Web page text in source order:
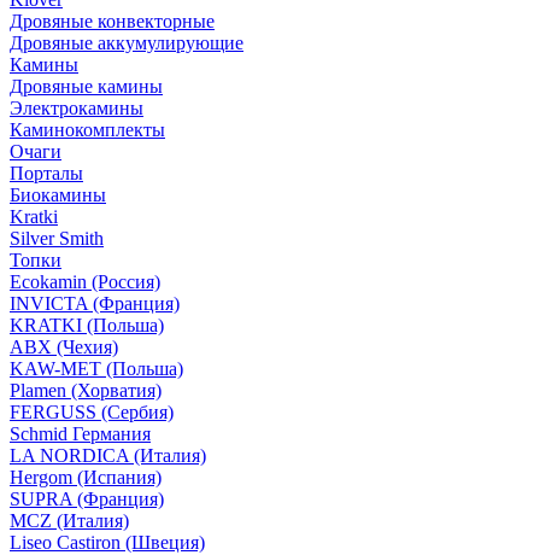
Дровяные конвекторные
Дровяные аккумулирующие
Камины
Дровяные камины
Электрокамины
Каминокомплекты
Очаги
Порталы
Биокамины
Kratki
Silver Smith
Топки
Ecokamin (Россия)
INVICTA (Франция)
KRATKI (Польша)
ABX (Чехия)
KAW-MET (Польша)
Plamen (Хорватия)
FERGUSS (Сербия)
Schmid Германия
LA NORDICA (Италия)
Hergom (Испания)
SUPRA (Франция)
MCZ (Италия)
Liseo Castiron (Швеция)